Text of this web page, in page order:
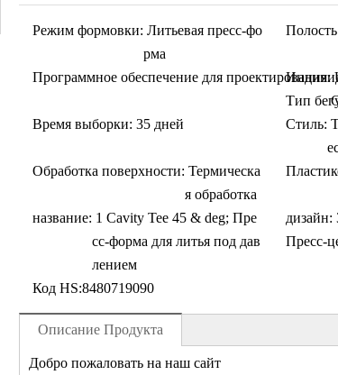
Режим формовки: Литьевая пресс-фо
рма
Программное обеспечение для проектирования:
Тип
Время выборки: 35 дней Стиль:
Обработка поверхности: Термическа
я обработка
название: 1 Cavity Tee 45 & deg; Пре
сс-форма для литья под дав
лением
дизайн:
Пресс-
Код HS:8480719090
Описание Продукта
Добро пожаловать на наш сайт